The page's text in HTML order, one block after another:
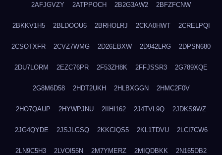
2AFJGVZY 2ATPPOCH 2B2G3AW2 2BFZFCNW
2BKKV1H5 2BLDOOU6 2BRHOLRJ 2CKA0HWT 2CRELPQI
2CSOTXFR 2CVZ7WMG 2D26EBXW 2D942LRG 2DPSN680
2DU7LORM 2EZC76PR 2F53ZH8K 2FFJSSR3 2G789XQE
2G8M6D58 2HDT2UKH 2HLBXGGN 2HMC2F0V
2HO7QAUP 2HYWPJNU 2IIHI162 2J4TVL9Q 2JDKS9WZ
2JG4QYDE 2JSJLGSQ 2KKCIQS5 2KL1TDVU 2LCI7CW6
2LN9C5H3 2LVOI55N 2M7YMERZ 2MIQDBKK 2N165DB2